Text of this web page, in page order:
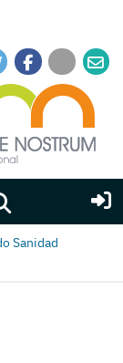
Buscar
Sanidad